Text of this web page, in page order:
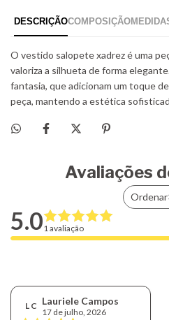
Avaliações
Ordenar
5.01 avaliação
L C Lauriele Campos
17 de julho, 2026